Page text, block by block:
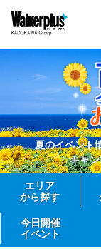
夏のイベント
キャ
エリア
から探す
今日開催
イベント